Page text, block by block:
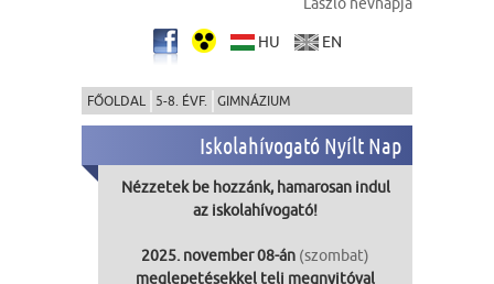
László névnapja
HU EN
FŐOLDAL 5-8. ÉVF. GIMNÁZIUM
Iskolahívogató Nyílt Nap
Nézzetek be hozzánk, hamarosan indul
az iskolahívogató!
2025. november 08-án (szombat)
meglepetésekkel teli megnyitóval